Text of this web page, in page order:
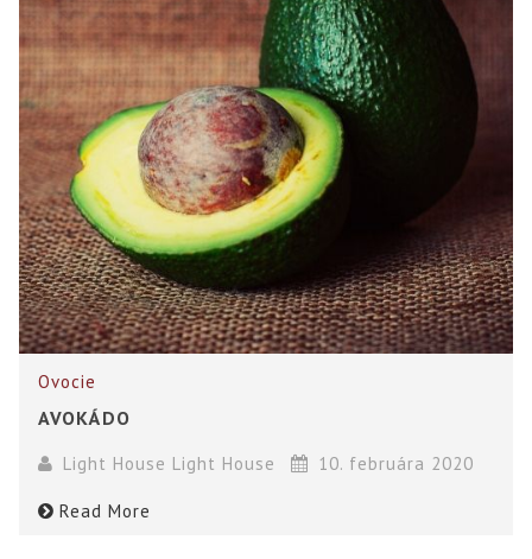
Ovocie
AVOKÁDO
Light House Light House 10. februára 2020
Read More